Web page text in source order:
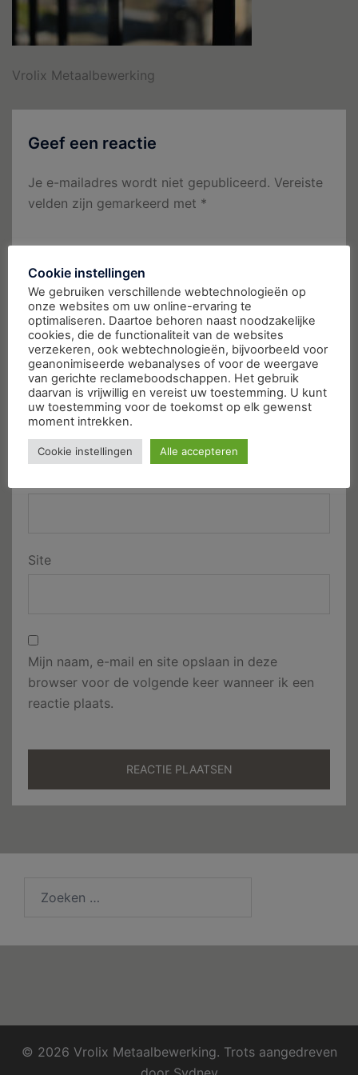
Vrolix Metaalbewerking
Geef een reactie
Je e-mailadres wordt niet gepubliceerd. Vereiste
velden zijn gemarkeerd met *
Naam*
Site
Mijn naam, e-mail en site opslaan in deze
browser voor de volgende keer wanneer ik een
reactie plaats.
© 2026 Vrolix Metaalbewerking. Trots aangedreven
Cookie instellingen
We gebruiken verschillende webtechnologieën op
onze websites om uw online-ervaring te
optimaliseren. Daartoe behoren naast noodzakelijke
cookies, die de functionaliteit van de websites
verzekeren, ook webtechnologieën, bijvoorbeeld voor
geanonimiseerde webanalyses of voor de weergave
van gerichte reclameboodschappen. Het gebruik
daarvan is vrijwillig en vereist uw toestemming. U kunt
uw toestemming voor de toekomst op elk gewenst
moment intrekken.
Cookie instellingen Alle accepteren